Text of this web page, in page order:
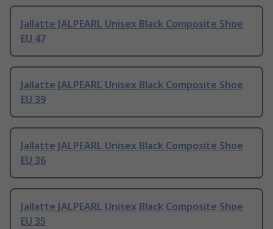
Jallatte JALPEARL Unisex Black Composite Shoe
EU 47
Jallatte JALPEARL Unisex Black Composite Shoe
EU 39
Jallatte JALPEARL Unisex Black Composite Shoe
EU 36
Jallatte JALPEARL Unisex Black Composite Shoe
EU 35